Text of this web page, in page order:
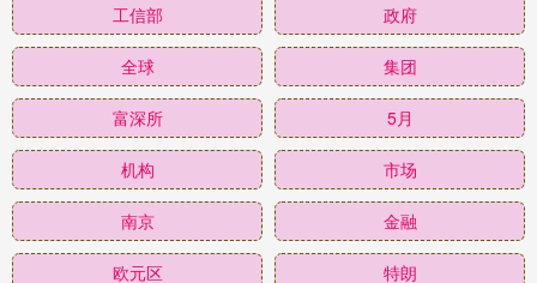
工信部 政府
全球 集团
富深所 5月
机构 市场
南京 金融
欧元区 特朗